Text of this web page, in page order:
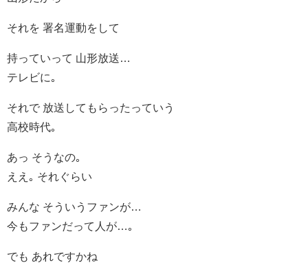
それを 署名運動をして
持っていって 山形放送…
テレビに｡
それで 放送してもらったっていう
高校時代｡
あっ そうなの｡
ええ｡ それぐらい
みんな そういうファンが…
今もファンだって人が…｡
でも あれですかね